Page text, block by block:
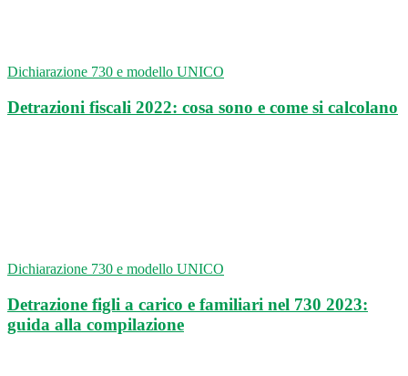
Dichiarazione 730 e modello UNICO
Detrazioni fiscali 2022: cosa sono e come si calcolano
Dichiarazione 730 e modello UNICO
Detrazione figli a carico e familiari nel 730 2023:
guida alla compilazione